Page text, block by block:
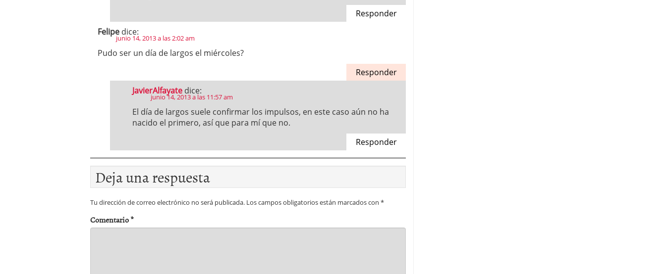
Responder
Felipe dice:
junio 14, 2013 a las 2:02 am
Pudo ser un día de largos el miércoles?
Responder
JavierAlfayate dice:
junio 14, 2013 a las 11:57 am
El día de largos suele confirmar los impulsos, en este caso aún no ha
nacido el primero, así que para mí que no.
Responder
Deja una respuesta
Tu dirección de correo electrónico no será publicada. Los campos obligatorios están marcados con *
Comentario*